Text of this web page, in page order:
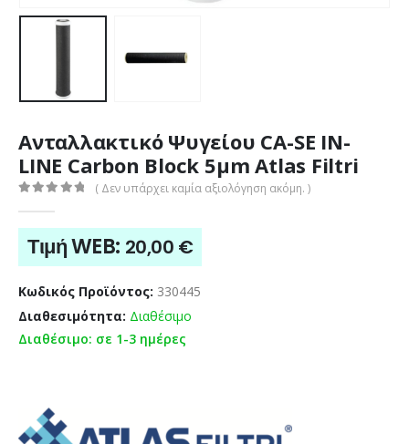
Ανταλλακτικό Ψυγείου CA-SE IN-
LINE Carbon Block 5μm Atlas Filtri
( Δεν υπάρχει καμία αξιολόγηση ακόμη. )
Τιμή WEB: 20,00 €
Κωδικός Προϊόντος: 330445
Διαθεσιμότητα: Διαθέσιμο
Διαθέσιμο: σε 1-3 ημέρες